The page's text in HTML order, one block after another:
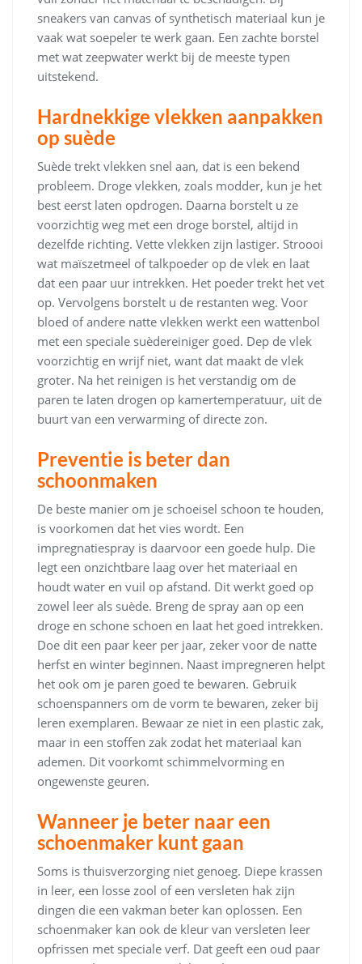
sneakers van canvas of synthetisch materiaal kun je
vaak wat soepeler te werk gaan. Een zachte borstel
met wat zeepwater werkt bij de meeste typen
uitstekend.
Hardnekkige vlekken aanpakken
op suède
Suède trekt vlekken snel aan, dat is een bekend
probleem. Droge vlekken, zoals modder, kun je het
best eerst laten opdrogen. Daarna borstelt u ze
voorzichtig weg met een droge borstel, altijd in
dezelfde richting. Vette vlekken zijn lastiger. Stroooi
wat maïszetmeel of talkpoeder op de vlek en laat
dat een paar uur intrekken. Het poeder trekt het vet
op. Vervolgens borstelt u de restanten weg. Voor
bloed of andere natte vlekken werkt een wattenbol
met een speciale suèdereiniger goed. Dep de vlek
voorzichtig en wrijf niet, want dat maakt de vlek
groter. Na het reinigen is het verstandig om de
paren te laten drogen op kamertemperatuur, uit de
buurt van een verwarming of directe zon.
Preventie is beter dan
schoonmaken
De beste manier om je schoeisel schoon te houden,
is voorkomen dat het vies wordt. Een
impregnatiespray is daarvoor een goede hulp. Die
legt een onzichtbare laag over het materiaal en
houdt water en vuil op afstand. Dit werkt goed op
zowel leer als suède. Breng de spray aan op een
droge en schone schoen en laat het goed intrekken.
Doe dit een paar keer per jaar, zeker voor de natte
herfst en winter beginnen. Naast impregneren helpt
het ook om je paren goed te bewaren. Gebruik
schoenspanners om de vorm te bewaren, zeker bij
leren exemplaren. Bewaar ze niet in een plastic zak,
maar in een stoffen zak zodat het materiaal kan
ademen. Dit voorkomt schimmelvorming en
ongewenste geuren.
Wanneer je beter naar een
schoenmaker kunt gaan
Soms is thuisverzorging niet genoeg. Diepe krassen
in leer, een losse zool of een versleten hak zijn
dingen die een vakman beter kan oplossen. Een
schoenmaker kan ook de kleur van versleten leer
opfrissen met speciale verf. Dat geeft een oud paar